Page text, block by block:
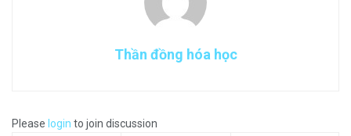
Thần đồng hóa học
Please login to join discussion